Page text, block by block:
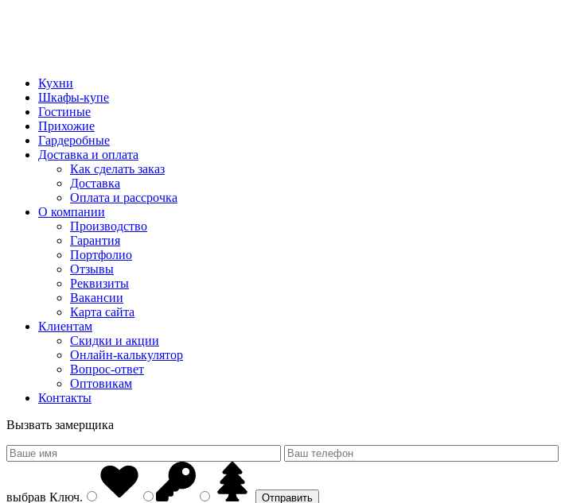
Кухни
Шкафы-купе
Гостиные
Прихожие
Гардеробные
Доставка и оплата
Как сделать заказ
Доставка
Оплата и рассрочка
О компании
Производство
Гарантия
Портфолио
Отзывы
Реквизиты
Вакансии
Карта сайта
Клиентам
Скидки и акции
Онлайн-калькулятор
Вопрос-ответ
Оптовикам
Контакты
Вызвать замерщика
выбрав Ключ.